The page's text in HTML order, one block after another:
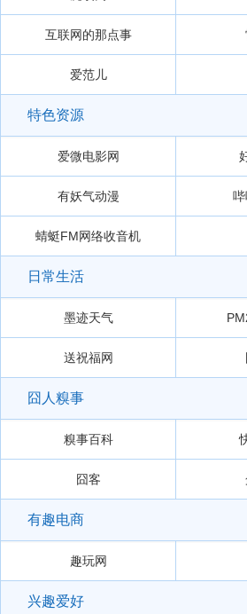
互联网的那点事
爱范儿
特色资源
爱微电影网
有妖气动漫
蜻蜓FM网络收音机
日常生活
墨迹天气
送祝福网
囧人糗事
糗事百科
囧客
有趣电商
趣玩网
兴趣爱好